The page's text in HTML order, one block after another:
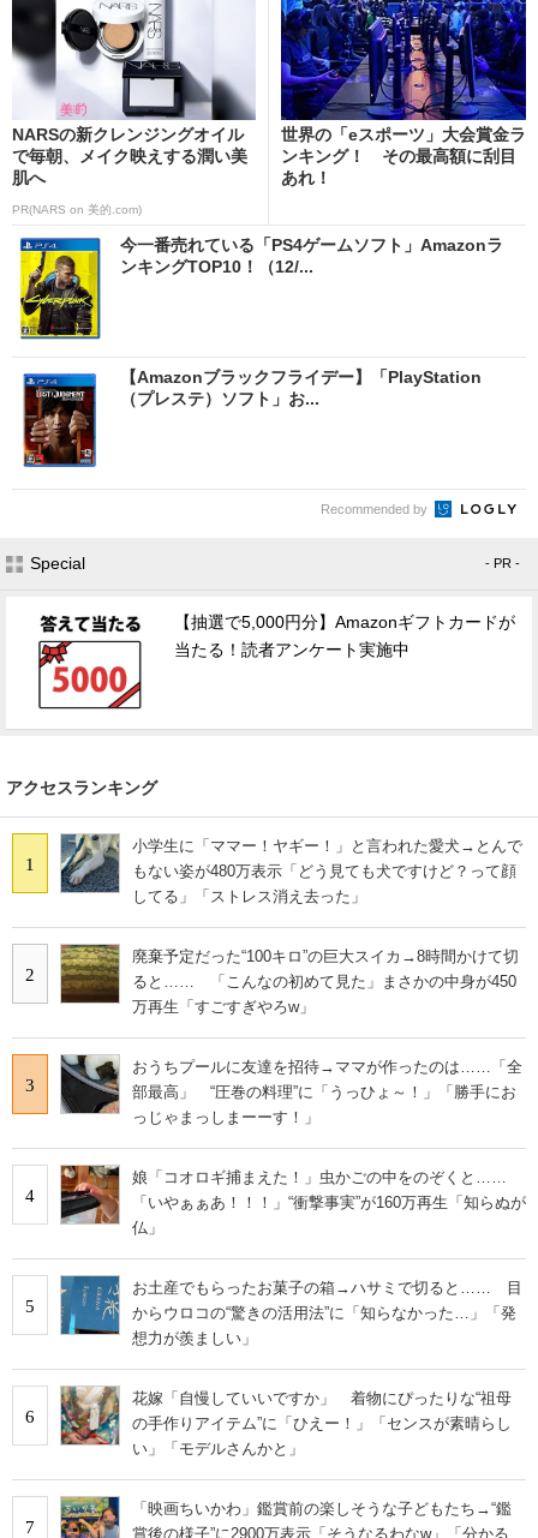
NARSの新クレンジングオイル
で毎朝、メイク映えする潤い美
肌へ
PR(NARS on 美的.com)
世界の「eスポーツ」大会賞金ラ
ンキング！ その最高額に刮目
あれ！
今一番売れている「PS4ゲームソフト」Amazonラ
ンキングTOP10！（12/...
【Amazonブラックフライデー】「PlayStation
（プレステ）ソフト」お...
Recommended by
Special - PR -
【抽選で5,000円分】Amazonギフトカードが
当たる！読者アンケート実施中
アクセスランキング
1
小学生に「ママー！ヤギー！」と言われた愛犬→とんで
もない姿が480万表示「どう見ても犬ですけど？って顔
してる」「ストレス消え去った」
2
廃棄予定だった“100キロ”の巨大スイカ→8時間かけて切
ると…… 「こんなの初めて見た」まさかの中身が450
万再生「すごすぎやろw」
3
おうちプールに友達を招待→ママが作ったのは……「全
部最高」 “圧巻の料理”に「うっひょ～！」「勝手にお
っじゃまっしまーーす！」
4
娘「コオロギ捕まえた！」虫かごの中をのぞくと……
「いやぁぁあ！！！」“衝撃事実”が160万再生「知らぬが
仏」
5
お土産でもらったお菓子の箱→ハサミで切ると…… 目
からウロコの“驚きの活用法”に「知らなかった…」「発
想力が羨ましい」
6
花嫁「自慢していいですか」 着物にぴったりな“祖母
の手作りアイテム”に「ひえー！」「センスが素晴らし
い」「モデルさんかと」
7
「映画ちいかわ」鑑賞前の楽しそうな子どもたち→“鑑
賞後の様子”に2900万表示「そうなるわなw」「分かる